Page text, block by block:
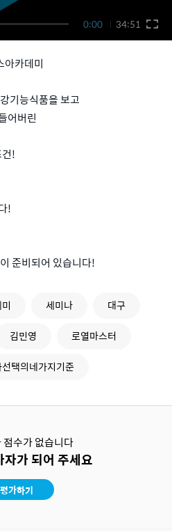
0:00 34:51
카데미
기능식품을 보고
어버린
!
!
준비되어 있습니다!
세미나
대구
김민영
로열마스터
택의네가지기준
점수가 없습니다
자가 되어 주세요
평가하기